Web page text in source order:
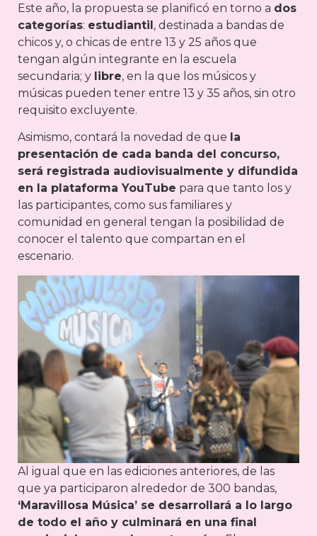
Este año, la propuesta se planificó en torno a dos
categorías: estudiantil, destinada a bandas de
chicos y, o chicas de entre 13 y 25 años que
tengan algún integrante en la escuela
secundaria; y libre, en la que los músicos y
músicas pueden tener entre 13 y 35 años, sin otro
requisito excluyente.
Asimismo, contará la novedad de que la
presentación de cada banda del concurso,
será registrada audiovisualmente y difundida
en la plataforma YouTube para que tanto los y
las participantes, como sus familiares y
comunidad en general tengan la posibilidad de
conocer el talento que compartan en el
escenario.
Al igual que en las ediciones anteriores, de las
que ya participaron alrededor de 300 bandas,
‘Maravillosa Música’ se desarrollará a lo largo
de todo el año y culminará en una final